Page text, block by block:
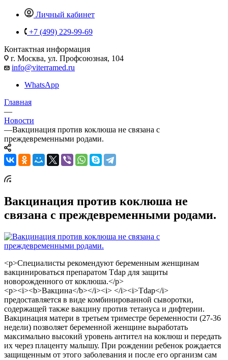
Личный кабинет
+7 (499) 229-99-69
Контактная информация
г. Москва, ул. Профсоюзная, 104
info@viterramed.ru
WhatsApp
Главная
—
Новости
—Вакцинация против коклюша не связана с
преждевременными родами.
Вакцинация против коклюша не
связана с преждевременными родами.
<p>Специалисты рекомендуют беременным женщинам
вакцинироваться препаратом Tdap для защиты
новорожденного от коклюша.</p>
<p><i><b>Вакцина</b></i><i> </i><i>Tdap</i>
предоставляется в виде комбинированной сыворотки,
содержащей также вакцину против тетануса и дифтерии.
Вакцинация матери в третьем триместре беременности (27-36
недели) позволяет беременной женщине выработать
максимально высокий уровень антител на коклюш и передать
их через плаценту малышу. При рождении ребенок рождается
защищенным от этого заболевания и после его организм сам